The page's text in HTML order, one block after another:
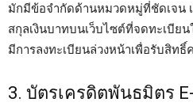
มักมีข้อจำกัดด้านหมวดหมู่ที่ชัดเจน
สกุลเงินบาทบนเว็บไซต์ที่จดทะเบีย
มีการลงทะเบียนล่วงหน้าเพื่อรับสิท
3. บัตรเครดิตพันธมิตร